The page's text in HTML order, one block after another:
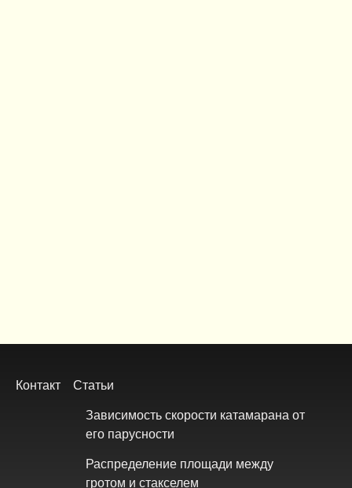
menu
Контакт
Статьи
Зависимость скорости катамарана от
его парусности
Распределение площади между
гротом и стакселем